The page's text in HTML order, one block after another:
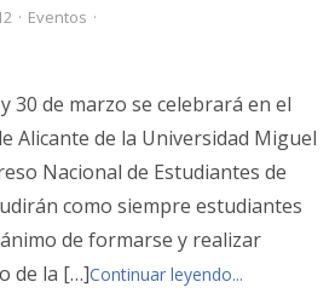
· Eventos ·
30 de marzo se celebrará en el
Alicante de la Universidad Miguel
Nacional de Estudiantes de
como siempre estudiantes
de formarse y realizar
de la […]Continuar leyendo...